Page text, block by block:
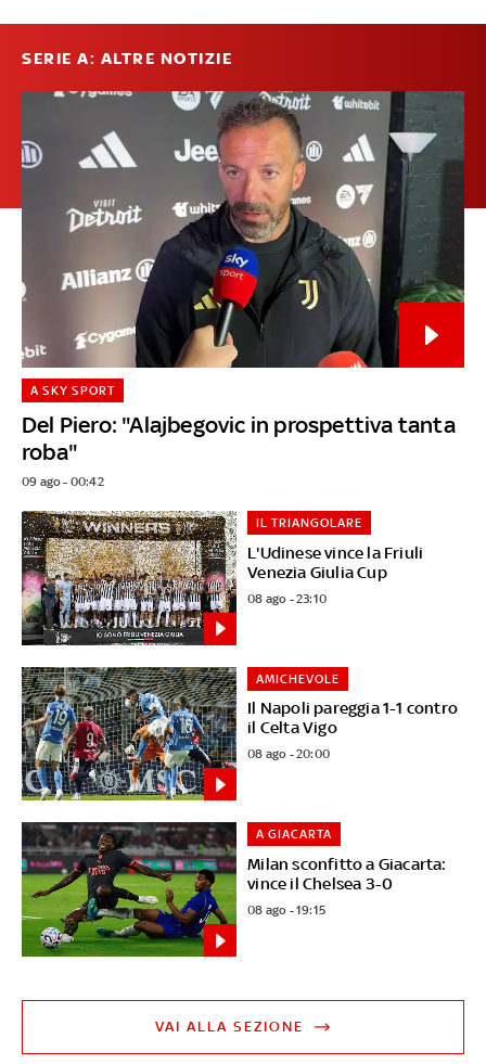
SERIE A: ALTRE NOTIZIE
Del Piero: "Alajbegovic in prospettiva tanta
roba"
A SKY SPORT
09 ago - 00:42
L'Udinese vince la Friuli
Venezia Giulia Cup
IL TRIANGOLARE
08 ago - 23:10
Il Napoli pareggia 1-1 contro
il Celta Vigo
AMICHEVOLE
08 ago - 20:00
Milan sconfitto a Giacarta:
vince il Chelsea 3-0
A GIACARTA
08 ago - 19:15
VAI ALLA SEZIONE